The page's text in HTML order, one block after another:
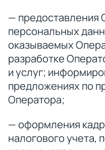
— предоставления
персональных
оказываемых
разработке
и услуг;
предложениях по
Оператора;
— оформления
налогового учета,